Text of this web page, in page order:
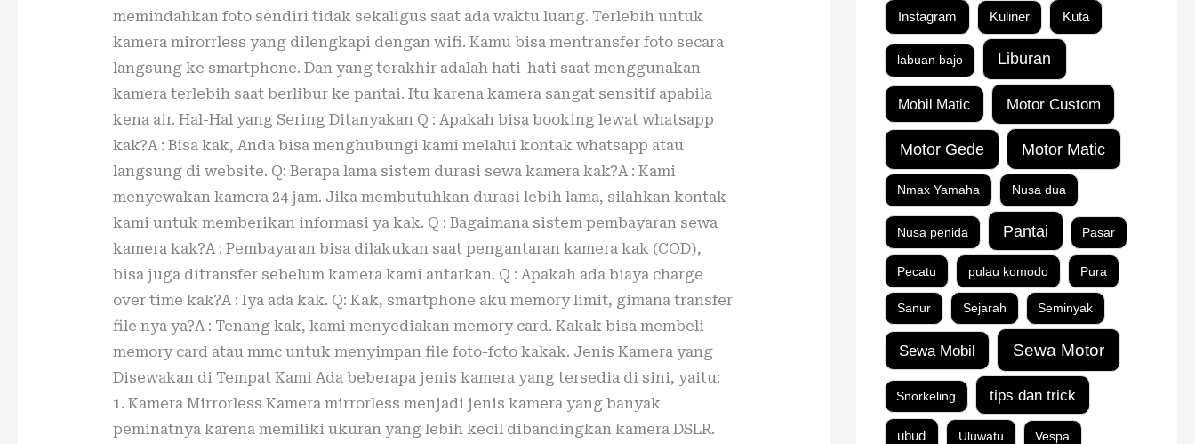
memindahkan foto sendiri tidak sekaligus saat ada waktu luang. Terlebih untuk
kamera mirorrless yang dilengkapi dengan wifi. Kamu bisa mentransfer foto secara
langsung ke smartphone. Dan yang terakhir adalah hati-hati saat menggunakan
kamera terlebih saat berlibur ke pantai. Itu karena kamera sangat sensitif apabila
kena air. Hal-Hal yang Sering Ditanyakan Q : Apakah bisa booking lewat whatsapp
kak?A : Bisa kak, Anda bisa menghubungi kami melalui kontak whatsapp atau
langsung di website. Q: Berapa lama sistem durasi sewa kamera kak?A : Kami
menyewakan kamera 24 jam. Jika membutuhkan durasi lebih lama, silahkan kontak
kami untuk memberikan informasi ya kak. Q : Bagaimana sistem pembayaran sewa
kamera kak?A : Pembayaran bisa dilakukan saat pengantaran kamera kak (COD),
bisa juga ditransfer sebelum kamera kami antarkan. Q : Apakah ada biaya charge
over time kak?A : Iya ada kak. Q: Kak, smartphone aku memory limit, gimana transfer
file nya ya?A : Tenang kak, kami menyediakan memory card. Kakak bisa membeli
memory card atau mmc untuk menyimpan file foto-foto kakak. Jenis Kamera yang
Disewakan di Tempat Kami Ada beberapa jenis kamera yang tersedia di sini, yaitu:
1. Kamera Mirrorless Kamera mirrorless menjadi jenis kamera yang banyak
peminatnya karena memiliki ukuran yang lebih kecil dibandingkan kamera DSLR.
Instagram Kuliner Kuta
labuan bajo Liburan
Mobil Matic Motor Custom
Motor Gede Motor Matic
Nmax Yamaha Nusa dua
Nusa penida Pantai Pasar
Pecatu pulau komodo Pura
Sanur Sejarah Seminyak
Sewa Mobil Sewa Motor
Snorkeling tips dan trick
ubud Uluwatu Vespa